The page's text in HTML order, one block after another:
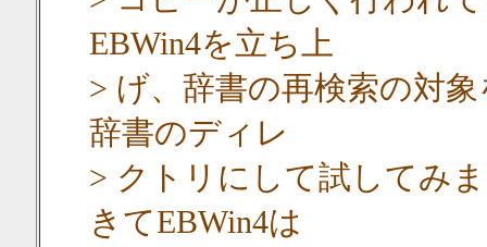
EBWin4を立ち上
> げ、辞書の再検索の対
辞書のディレ
> クトリにして試してみ
きてEBWin4は